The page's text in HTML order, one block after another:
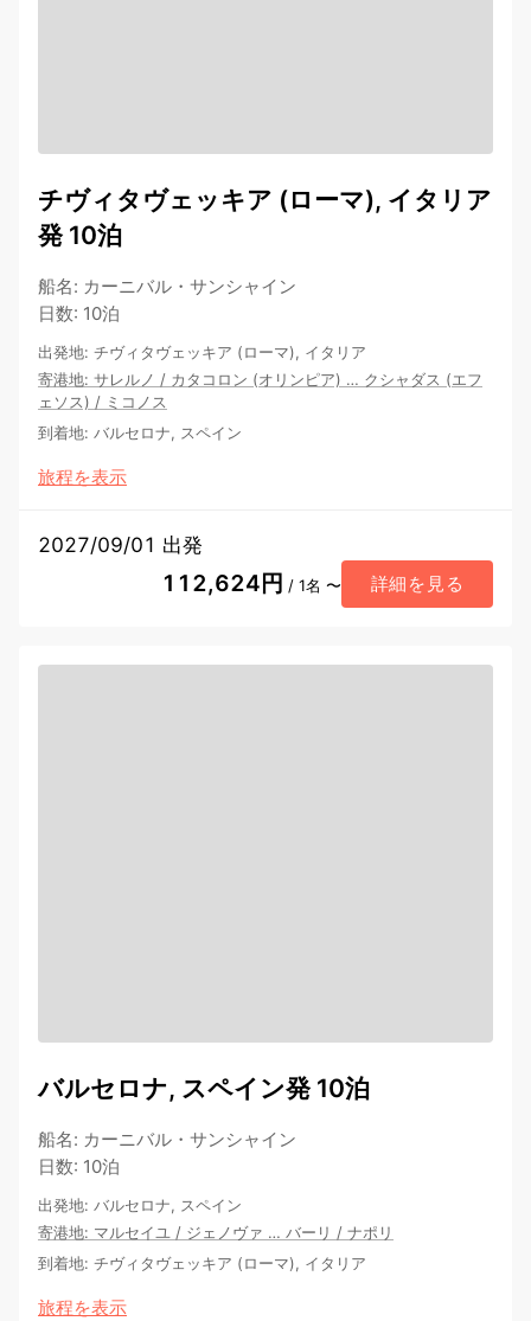
チヴィタヴェッキア (ローマ), イタリア
発 10泊
船名: カーニバル・サンシャイン
日数: 10泊
出発地: チヴィタヴェッキア (ローマ), イタリア
寄港地: サレルノ / カタコロン (オリンピア) … クシャダス (エフ
ェソス) / ミコノス
到着地: バルセロナ, スペイン
旅程を表示
2027/09/01 出発
112,624円 / 1名 〜 詳細を見る
バルセロナ, スペイン発 10泊
船名: カーニバル・サンシャイン
日数: 10泊
出発地: バルセロナ, スペイン
寄港地: マルセイユ / ジェノヴァ … バーリ / ナポリ
到着地: チヴィタヴェッキア (ローマ), イタリア
旅程を表示